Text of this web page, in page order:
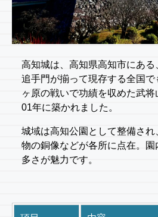
高知城は、高知県高知市にある
追手門が揃って現存する全国で
ヶ原の戦いで功績を収めた武
01年に築かれました。
城域は高知公園として整備され
物の銅像などが各所に点在。
多さが魅力です。